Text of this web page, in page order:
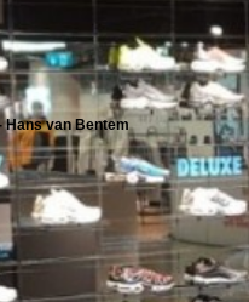
Hans van Bentem